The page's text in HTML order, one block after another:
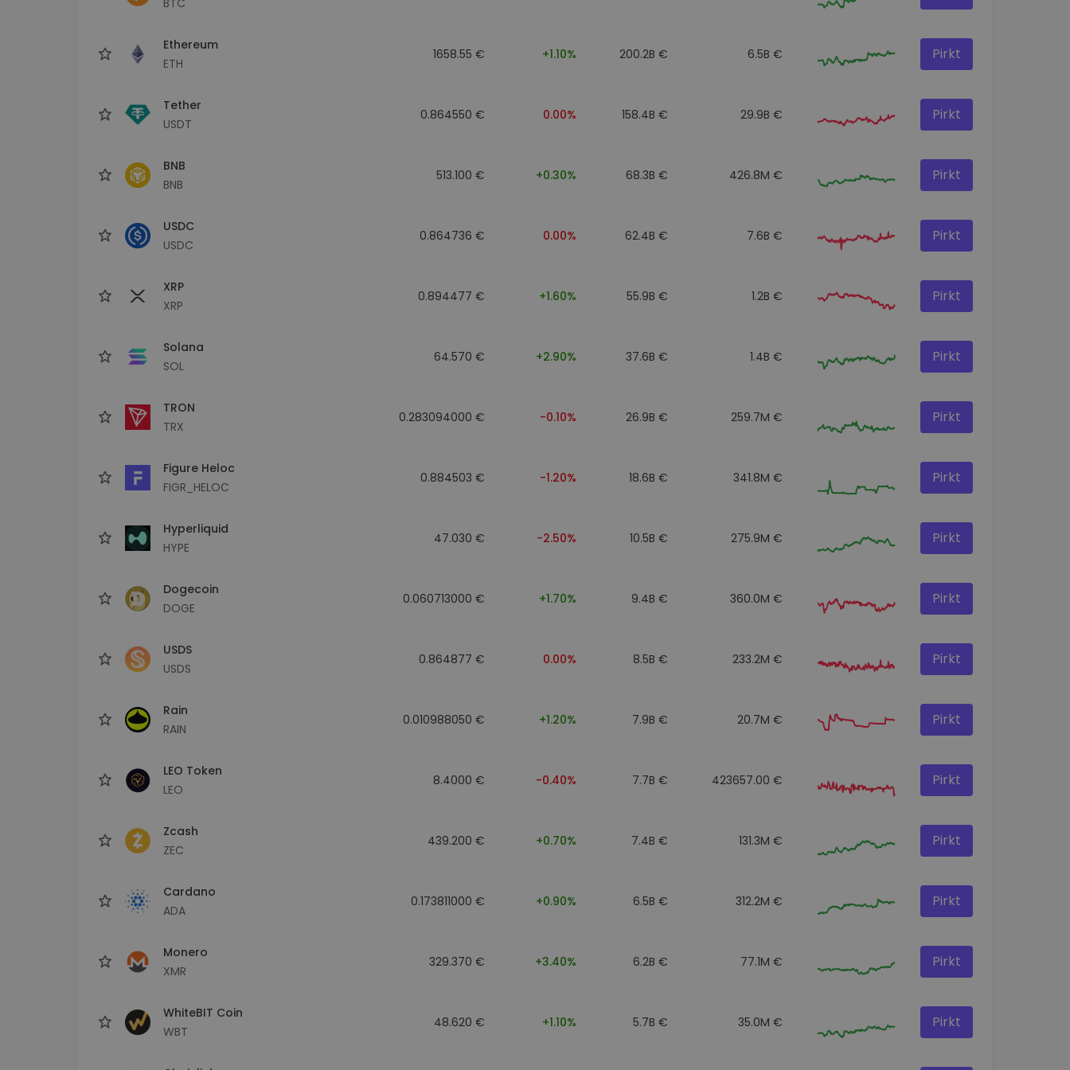
Ethereum
ETH
1658.55 € +1.10% 200.2B € 6.5B € Pirkt
Tether
USDT
0.864550 € 0.00% 158.4B € 29.9B € Pirkt
BNB
BNB
513.100 € +0.30% 68.3B € 426.8M € Pirkt
USDC
USDC
0.864736 € 0.00% 62.4B € 7.6B € Pirkt
XRP
XRP
0.894477 € +1.60% 55.9B € 1.2B € Pirkt
Solana
SOL
64.570 € +2.90% 37.6B € 1.4B € Pirkt
TRON
TRX
0.283094000 € -0.10% 26.9B € 259.7M € Pirkt
Figure Heloc
FIGR_HELOC
0.884503 € -1.20% 18.6B € 341.8M € Pirkt
Hyperliquid
HYPE
47.030 € -2.50% 10.5B € 275.9M € Pirkt
Dogecoin
DOGE
0.060713000 € +1.70% 9.4B € 360.0M € Pirkt
USDS
USDS
0.864877 € 0.00% 8.5B € 233.2M € Pirkt
Rain
RAIN
0.010988050 € +1.20% 7.9B € 20.7M € Pirkt
LEO Token
LEO
8.4000 € -0.40% 7.7B € 423657.00 € Pirkt
Zcash
ZEC
439.200 € +0.70% 7.4B € 131.3M € Pirkt
Cardano
ADA
0.173811000 € +0.90% 6.5B € 312.2M € Pirkt
Monero
XMR
329.370 € +3.40% 6.2B € 77.1M € Pirkt
WhiteBIT Coin
WBT
48.620 € +1.10% 5.7B € 35.0M € Pirkt